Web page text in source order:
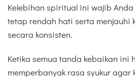
Kelebihan spiritual ini wajib
tetap rendah hati serta menjauhi
secara konsisten.
Ketika semua tanda kebaikan ini
memperbanyak rasa syukur agar